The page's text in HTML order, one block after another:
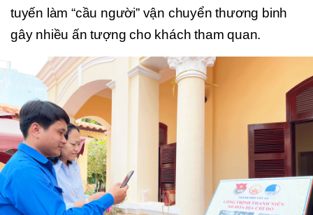
tuyến làm “cầu người” vận chuyển thương binh
gây nhiều ấn tượng cho khách tham quan.